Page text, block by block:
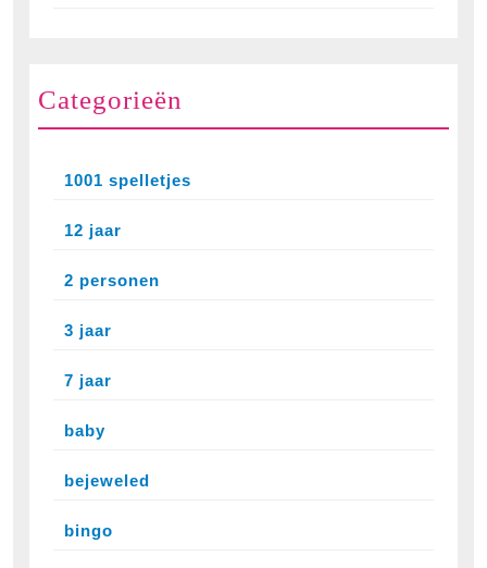
Categorieën
1001 spelletjes
12 jaar
2 personen
3 jaar
7 jaar
baby
bejeweled
bingo